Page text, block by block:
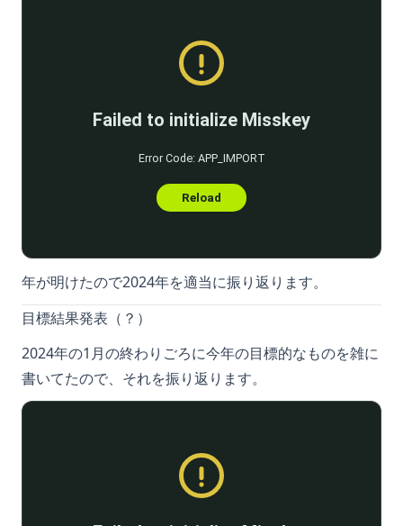
年が明けたので2024年を適当に振り返ります。
目標結果発表（？）
2024年の1月の終わりごろに今年の目標的なものを雑に
書いてたので、それを振り返ります。